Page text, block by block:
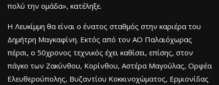
πολύ την ομάδα», κατέληξε.
Η Λευκίμμη θα είναι ο ένατος σταθμός στην καριέρα του
Δημήτρη Μαγκαφίνη. Εκτός από τον ΑΟ Παλαιόχωρας
πέρσι, ο 50χρονος τεχνικός έχει καθίσει, επίσης, στον
πάγκο των Ζακύνθου, Κορίνθου, Αστέρα Μαγούλας, Ορφέα
Ελευθερούπολης, Βυζαντίου Κοκκινοχώματος, Ερμιονίδας